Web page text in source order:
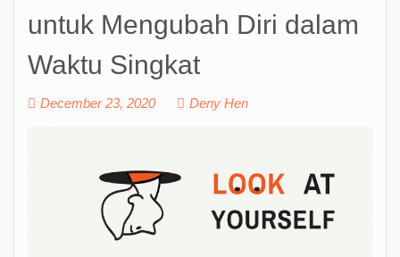
untuk Mengubah Diri dalam
Waktu Singkat
December 23, 2020 Deny Hen